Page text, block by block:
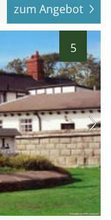
zum Angebot
5